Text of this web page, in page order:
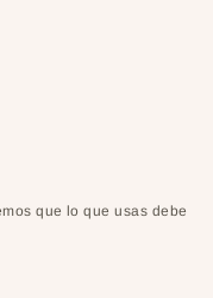
que lo que usas debe